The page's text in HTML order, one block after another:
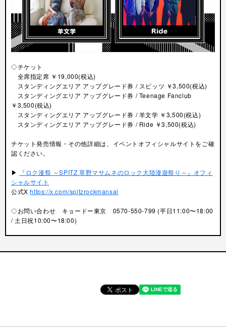
◇チケット
全席指定席 ￥19,000(税込)
スタンディングエリア アップグレード券 / スピッツ ￥3,500(税込)
スタンディングエリア アップグレード券 / Teenage Fanclub
￥3,500(税込)
スタンディングエリア アップグレード券 / 羊文学 ￥3,500(税込)
スタンディングエリア アップグレード券 / Ride ￥3,500(税込)
チケット発売情報・その他詳細は、イベントオフィシャルサイトをご確
認ください。
▶︎
『ロク漫祭 ～SPITZ 草野マサムネのロック大陸漫遊祭り～』オフィ
シャルサイト
公式Xhttps://x.com/spitzrockmansai
◇お問い合わせ キョードー東京 0570-550-799 (平日11:00〜18:00
/ 土日祝10:00〜18:00)